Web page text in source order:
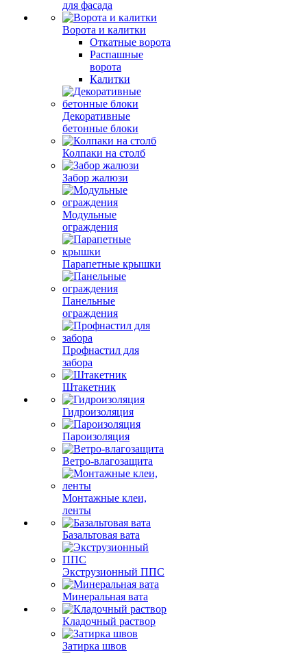
для фасада
Ворота и калитки
Откатные ворота
Распашные
ворота
Калитки
Декоративные
бетонные блоки
Колпаки на столб
Забор жалюзи
Модульные
ограждения
Парапетные крышки
Панельные
ограждения
Профнастил для
забора
Штакетник
Гидроизоляция
Пароизоляция
Ветро-влагозащита
Монтажные клеи,
ленты
Базальтовая вата
Экструзионный ППС
Минеральная вата
Кладочный раствор
Затирка швов